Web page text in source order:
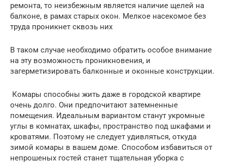
ремонта, то неизбежным является наличие щелей на
балконе, в рамах старых окон. Мелкое насекомое без
труда проникнет сквозь них
В таком случае необходимо обратить особое внимание
на эту возможность проникновения, и
загерметизировать балконные и оконные конструкции.
Комары способны жить даже в городской квартире
очень долго. Они предпочитают затемненные
помещения. Идеальным вариантом станут укромные
углы в комнатах, шкафы, пространство под шкафами и
кроватями. Поэтому не следует удивляться, откуда
зимой комары в вашем доме. Способом избавиться от
непрошеных гостей станет тщательная уборка с